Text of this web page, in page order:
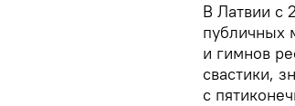
В Латвии с
публичных
и гимнов
свастики,
с